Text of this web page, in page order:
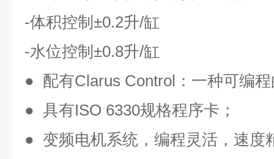
-体积控制±0.2升/缸
-水位控制±0.8升/缸
● 配有Clarus Control：一种可编
● 具有ISO 6330规格程序卡；
● 变频电机系统，编程灵活，速度